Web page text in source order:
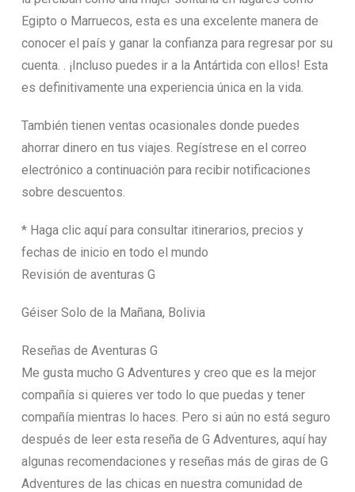
Egipto o Marruecos, esta es una excelente manera de
conocer el país y ganar la confianza para regresar por su
cuenta. . ¡Incluso puedes ir a la Antártida con ellos! Esta
es definitivamente una experiencia única en la vida.
También tienen ventas ocasionales donde puedes
ahorrar dinero en tus viajes. Regístrese en el correo
electrónico a continuación para recibir notificaciones
sobre descuentos.
* Haga clic aquí para consultar itinerarios, precios y
fechas de inicio en todo el mundo
Revisión de aventuras G
Géiser Solo de la Mañana, Bolivia
Reseñas de Aventuras G
Me gusta mucho G Adventures y creo que es la mejor
compañía si quieres ver todo lo que puedas y tener
compañía mientras lo haces. Pero si aún no está seguro
después de leer esta reseña de G Adventures, aquí hay
algunas recomendaciones y reseñas más de giras de G
Adventures de las chicas en nuestra comunidad de